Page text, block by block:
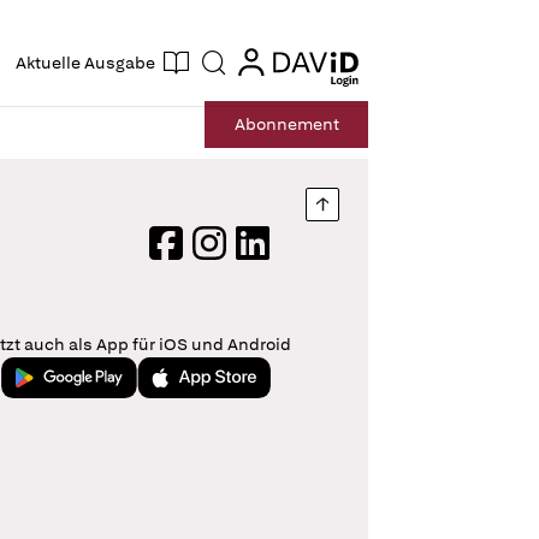
Aktuelle Ausgabe Suche login
login
Abonnement
Nach oben springen
FacebookInstagram
LinkedIn
auch als App für iOS und Android
Jetzt bei Google PlayLaden im App Store